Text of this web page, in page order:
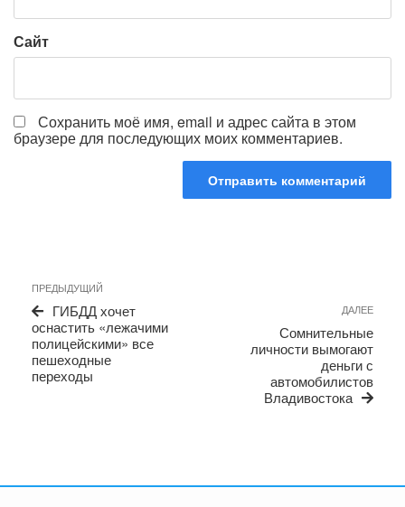
Сайт
Сохранить моё имя, email и адрес сайта в этом
браузере для последующих моих комментариев.
по
записям
Предыдущая
запись
ПРЕДЫДУЩИЙ
ГИБДД хочет
оснастить «лежачими
полицейскими» все
пешеходные
переходы
ДАЛЕЕ
Сомнительные
личности вымогают
деньги с
автомобилистов
Владивостока